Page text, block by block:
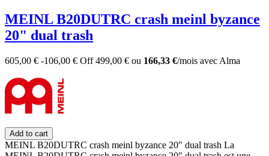
MEINL B20DUTRC crash meinl byzance
20" dual trash
605,00 € -106,00 € Off 499,00 € ou 166,33 €/mois avec Alma
Add to cart
MEINL B20DUTRC crash meinl byzance 20" dual trash La